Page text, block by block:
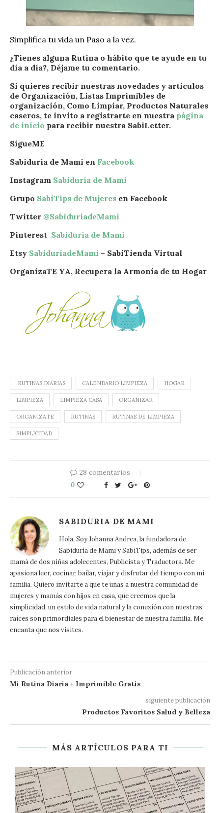
Simplifica tu vida un Paso a la vez.
¿Tienes alguna Rutina o hábito que te ayude en tu
día a día?, Déjame tu comentario.
Si quieres recibir nuestras novedades y artículos
de Organización, Listas Imprimibles de
organización, Como Limpiar, Productos Naturales
caseros, te invito a registrarte en nuestra página
de inicio para recibir nuestra SabiLetter.
SígueME
Sabiduría de Mami en Facebook
Instagram Sabiduría de Mami
Grupo SabiTips de Mujeres en Facebook
Twitter @SabiduriadeMami
Pinterest Sabiduría de Mami
Etsy SabiduríadeMami – SabiTienda Virtual
OrganízaTE YA, Recupera la Armonía de tu Hogar
.RUTINAS DIARIAS CALENDARIO LIMPIEZA HOGAR
LIMPIEZA LIMPIEZA CASA ORGANIZAR
ORGANIZATE RUTINAS RUTINAS DE LIMPIEZA
SIMPLICIDAD
28 comentarios
0
SABIDURIA DE MAMI
Hola, Soy Johanna Andrea, la fundadora de
Sabiduría de Mami y SabiTips, además de ser
mamá de dos niñas adolecentes, Publicista y Traductora. Me
apasiona leer, cocinar, bailar, viajar y disfrutar del tiempo con mi
familia. Quiero invitarte a que te unas a nuestra comunidad de
mujeres y mamás con hijos en casa, que creemos que la
simplicidad, un estilo de vida natural y la conexión con nuestras
raíces son primordiales para el bienestar de nuestra familia. Me
encanta que nos visites.
Publicación anterior
Mi Rutina Diaria + Imprimible Gratis
siguiente publicación
Productos Favoritos Salud y Belleza
MÁS ARTÍCULOS PARA TI